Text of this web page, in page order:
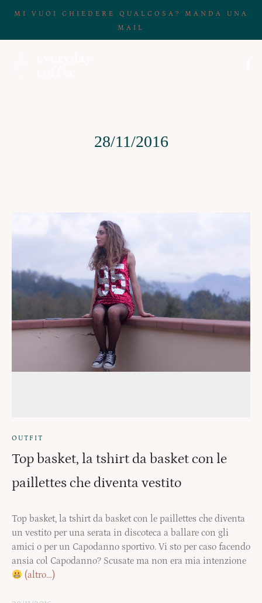
MI VUOI CHIEDERE QUALCOSA? MANDA UNA
MAIL
28/11/2016
OUTFIT
Top basket, la tshirt da basket con le
paillettes che diventa vestito
Top basket, la tshirt da basket con le paillettes che diventa
un vestito per una serata in discoteca a ballare con gli
amici o per un Capodanno sportivo. Vi sto per caso facendo
ansia col Capodanno? Scusate ma non era mia intenzione
(altro…)